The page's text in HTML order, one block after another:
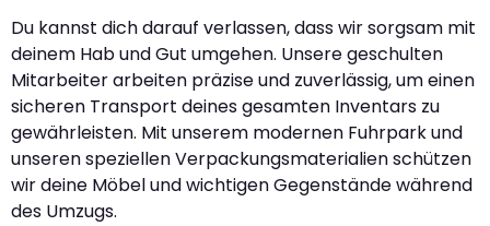
Du kannst dich darauf verlassen, dass wir sorgsam mit
deinem Hab und Gut umgehen. Unsere geschulten
Mitarbeiter arbeiten präzise und zuverlässig, um einen
sicheren Transport deines gesamten Inventars zu
gewährleisten. Mit unserem modernen Fuhrpark und
unseren speziellen Verpackungsmaterialien schützen
wir deine Möbel und wichtigen Gegenstände während
des Umzugs.